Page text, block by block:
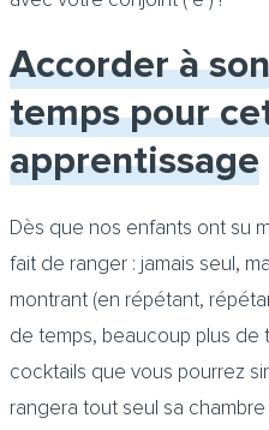
Accorder à
temps pour
apprentissage
Dès que nos enfants ont su
fait de ranger : jamais seul,
montrant (en répétant,
de temps, beaucoup plus de
cocktails que vous pourrez
rangera tout seul sa